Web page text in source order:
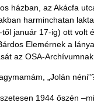
házban, az Akácfa
harminchatan
január 17-ig) ott
Elemérnek a
az OSA-
„Jolán
1944 őszén